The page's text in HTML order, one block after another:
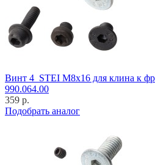
Винт 4_STEI M8x16 для клина к
990.064.00
359 р.
Подобрать аналог